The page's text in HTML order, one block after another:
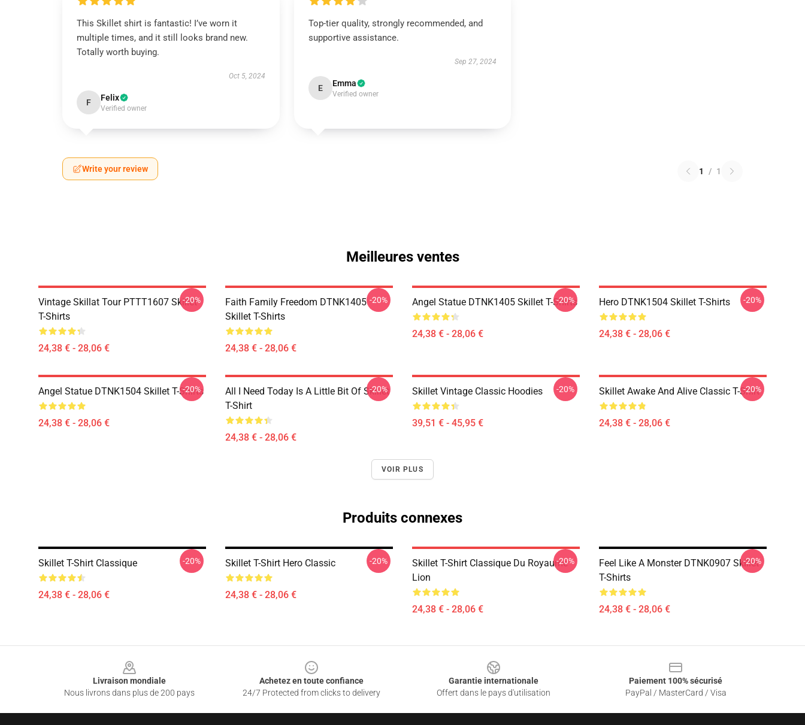
This Skillet shirt is fantastic! I’ve worn it
multiple times, and it still looks brand new.
Totally worth buying.
Oct 5, 2024
F Felix
Verified owner
Top-tier quality, strongly recommended, and
supportive assistance.
Sep 27, 2024
E Emma
Verified owner
Write your review 1 / 1
Meilleures ventes
Vintage Skillat Tour PTTT1607 Skillet
T-Shirts
24,38 € - 28,06 €
-20%
Faith Family Freedom DTNK1405
Skillet T-Shirts
24,38 € - 28,06 €
-20% Angel Statue DTNK1405 Skillet T-Shirts
24,38 € - 28,06 €
-20% Hero DTNK1504 Skillet T-Shirts
24,38 € - 28,06 €
-20%
Angel Statue DTNK1504 Skillet T-Shirts
24,38 € - 28,06 €
-20%
All I Need Today Is A Little Bit Of Skillet
T-Shirt
24,38 € - 28,06 €
-20% Skillet Vintage Classic Hoodies
39,51 € - 45,95 €
-20% Skillet Awake And Alive Classic T-Shirt
24,38 € - 28,06 €
-20%
VOIR PLUS
Produits connexes
Skillet T-Shirt Classique
24,38 € - 28,06 €
-20% Skillet T-Shirt Hero Classic
24,38 € - 28,06 €
-20%
Skillet T-Shirt Classique Du Royaume
Lion
24,38 € - 28,06 €
-20%
Feel Like A Monster DTNK0907 Skillet
T-Shirts
24,38 € - 28,06 €
-20%
Livraison mondiale
Nous livrons dans plus de 200 pays
Achetez en toute confiance
24/7 Protected from clicks to delivery
Garantie internationale
Offert dans le pays d'utilisation
Paiement 100% sécurisé
PayPal / MasterCard / Visa